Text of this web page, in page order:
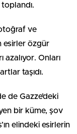
ve
esirler özgür
azalıyor. Onları
taşıdı.
de Gazze’deki
bir küme, şov
elindeki esirlerin